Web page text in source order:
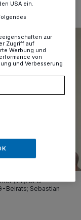
(v.l.): SPD-
Beirats; Sebastian
USA ein.
zur
Zugriff auf
Werbung und
von
und Verbesserung